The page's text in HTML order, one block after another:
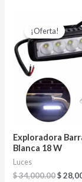
¡Oferta!
Exploradora
Blanca 18 W
Luces
$34,000.00
precio
era:
$
$